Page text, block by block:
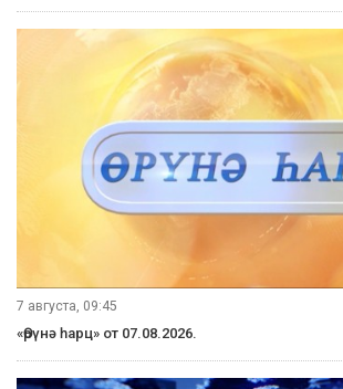
7 августа, 09:45
«Өрүнә һарц» от 07.08.2026.